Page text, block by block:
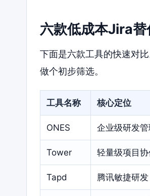
六款低成本Jira
下面是六款工具的快速对
做个初步筛选。
工具名称 核心定位
ONES 企业级研发管
Tower 轻量级项目
Tapd 腾讯敏捷研发